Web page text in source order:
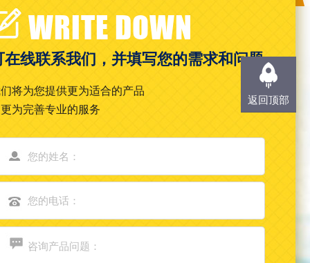
WRITE DOWN
在线联系我们，并填写您的需求和问题
将为您提供更为适合的产品
为完善专业的服务
返回顶部